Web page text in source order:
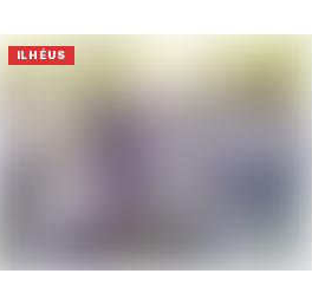
ILHÉUS